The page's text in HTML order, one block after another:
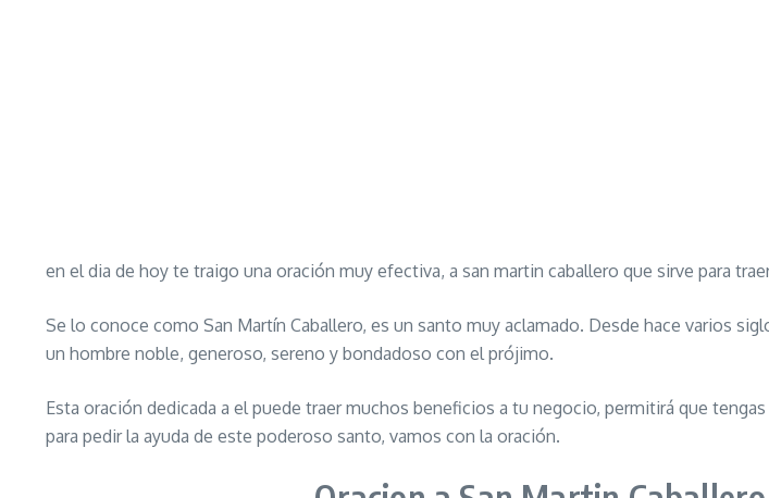
en el dia de hoy te traigo una oración muy efectiva, a san martin caballero que sirve para
Se lo conoce como San Martín Caballero, es un santo muy aclamado. Desde hace varios
un hombre noble, generoso, sereno y bondadoso con el prójimo.
Esta oración dedicada a el puede traer muchos beneficios a tu negocio, permitirá que
para pedir la ayuda de este poderoso santo, vamos con la oración.